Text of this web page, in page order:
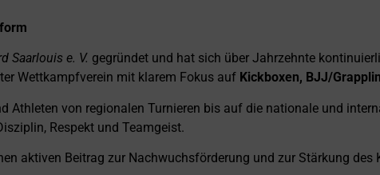
Saarlouis e. V. gegründet und hat sich über Jahrzehnte
Wettkampfverein mit klarem Fokus auf Kickboxen, BJJ/
Athleten von regionalen Turnieren bis auf die nationale und
Respekt und Teamgeist.
aktiven Beitrag zur Nachwuchsförderung und zur Stärkung des